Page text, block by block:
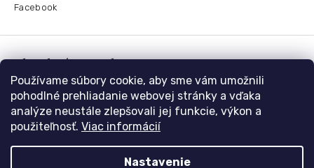
Používame súbory cookie, aby sme vám umožnili
pohodlné prehliadanie webovej stránky a vďaka
analýze neustále zlepšovali jej funkcie, výkon a
použiteľnosť. Viac informácií
Nastavenie
Facebook
Platební metody